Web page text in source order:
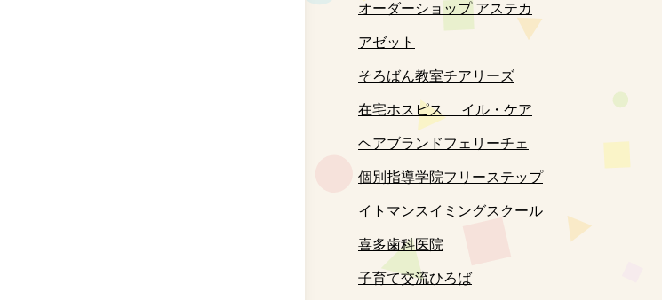
オーダーショップ アステカ
アゼット
そろばん教室チアリーズ
在宅ホスピス イル・ケア
ヘアブランドフェリーチェ
個別指導学院フリーステップ
イトマンスイミングスクール
喜多歯科医院
子育て交流ひろば